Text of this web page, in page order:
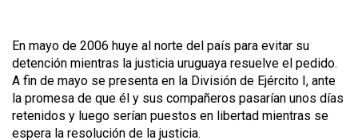
En mayo de 2006 huye al norte del país para evitar su
detención mientras la justicia uruguaya resuelve el pedido.
A fin de mayo se presenta en la División de Ejército I, ante
la promesa de que él y sus compañeros pasarían unos días
retenidos y luego serían puestos en libertad mientras se
espera la resolución de la justicia.